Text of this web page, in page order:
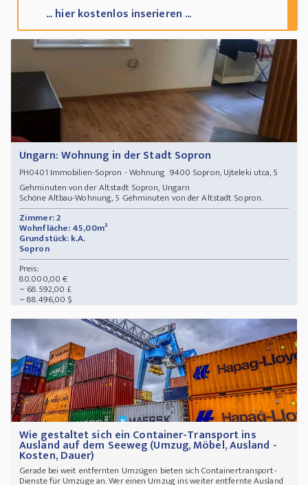
... hier kostenlos inserieren ...
Ungarn: Wohnung in der Stadt Sopron
PH0401 Immobilien-Sopron - Wohnung 9400 Sopron, Ujteleki utca, 5
Gehminuten von der Altstadt Sopron, Ungarn
Schöne Altbau-Wohnung, 5 Gehminuten von der Altstadt Sopron.
Zimmer: 2
Wohnfläche: 45,00m²
Grundstück: k.A.
Sopron
Preis:
80.000,00 €
~ 68.592,00 £
~ 88.496,00 $
Wie gestaltet sich ein Container-Transport ins
Ausland auf dem Seeweg (Umzug, Möbel, Ausland -
Kosten, Dauer)
Gerade bei weit entfernten Umzügen bieten sich Containertransport-
Dienste für Umzüge an. Wer einen Umzug ins weiter entfernte Ausland